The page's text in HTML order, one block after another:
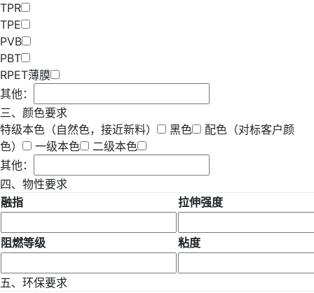
TPR
TPE
PVB
PBT
RPET薄膜
其他：
三、颜色要求
特级本色（自然色，接近新料）
黑色
配色（对标客户颜
色）
一级本色
二级本色
其他：
四、物性要求
融指
拉伸强度
阻燃等级 粘度
五、环保要求